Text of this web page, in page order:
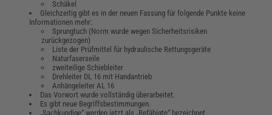
Schäkel
Gleichzeitig gibt es in der neuen Fassung für folgende Punkte keine
Informationen mehr:
Sprungtuch (Norm wurde wegen Sicherheitsrisiken
zurückgezogen)
Liste der Prüfmittel für hydraulische Rettungsgeräte
Naturfaserseile
zweiteilige Schiebleiter
Drehleiter DL 16 mit Handantrieb
Anhängeleiter AL 16
Das Vorwort wurde vollständig überarbeitet.
Es gibt neue Begriffsbestimmungen.
„Sachkundige“ werden jetzt als „Befähigte“ bezeichnet.